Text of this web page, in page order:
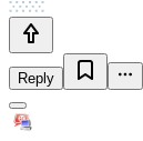
Reply